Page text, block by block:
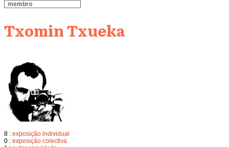
membro
Txomin Txueka
8 : exposição individual
0 : exposição colectiva